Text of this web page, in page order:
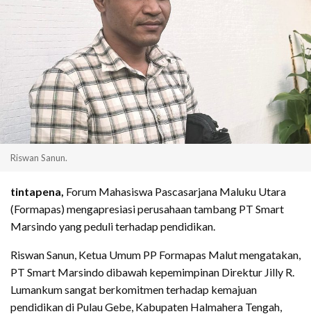
Riswan Sanun.
tintapena, Forum Mahasiswa Pascasarjana Maluku Utara
(Formapas) mengapresiasi perusahaan tambang PT Smart
Marsindo yang peduli terhadap pendidikan.
Riswan Sanun, Ketua Umum PP Formapas Malut mengatakan,
PT Smart Marsindo dibawah kepemimpinan Direktur Jilly R.
Lumankum sangat berkomitmen terhadap kemajuan
pendidikan di Pulau Gebe, Kabupaten Halmahera Tengah,